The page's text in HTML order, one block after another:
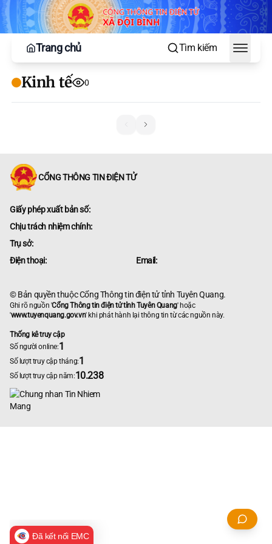
Trang chủ Tìm kiếm
Toggle
Kinh tế 0
CỔNG THÔNG TIN ĐIỆN TỬ
Giấy phép xuất bản số:
Chịu trách nhiệm chính:
Trụ sở:
Điện thoại:
Email:
© Bản quyền thuộc Cổng Thông tin điện tử tỉnh Tuyên Quang.
Ghi rõ nguồn 'Cổng Thông tin điện tử tỉnh Tuyên Quang' hoặc
'www.tuyenquang.gov.vn' khi phát hành lại thông tin từ các nguồn này.
Thống kê truy cập
Số người online:1
Số lượt truy cập tháng:1
Số lượt truy cập năm:10.238
Đã kết nối EMC